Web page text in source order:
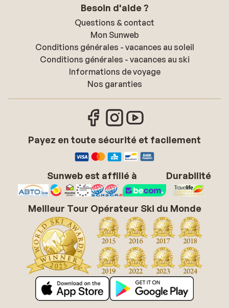
Besoin d'aide ?
Questions & contact
Mon Sunweb
Conditions générales - vacances au soleil
Conditions générales - vacances au ski
Informations de voyage
Nos garanties
Payez en toute sécurité et facilement
Sunweb est affilié à Durabilité
Meilleur Tour Opérateur Ski du Monde